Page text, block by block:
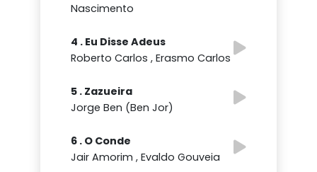
Nascimento
4 . Eu Disse Adeus
Roberto Carlos , Erasmo Carlos
5 . Zazueira
Jorge Ben (Ben Jor)
6 . O Conde
Jair Amorim , Evaldo Gouveia